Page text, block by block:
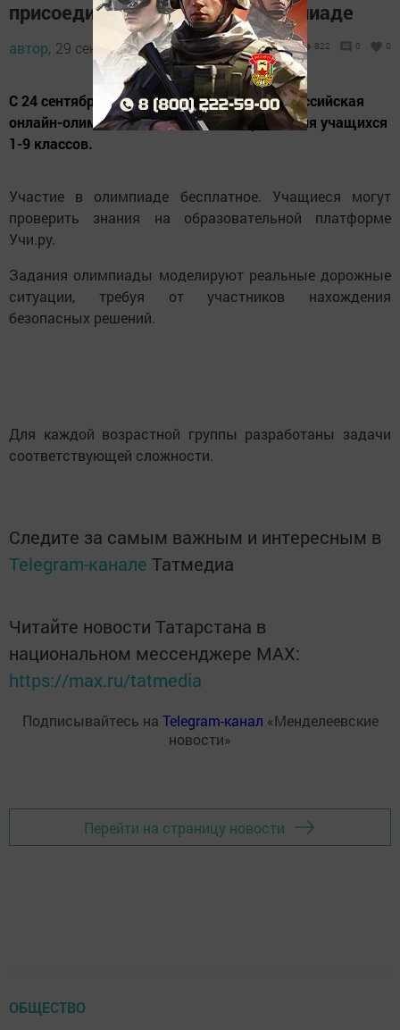
присоединиться к онлайн-олимпиаде
автор, 29 сентября 2024 - 13:56 822 0 0
С 24 сентября по 27 октября пройдет Всероссийская
онлайн-олимпиада «Безопасные дороги» для учащихся
1-9 классов.
Участие в олимпиаде бесплатное. Учащиеся могут
проверить знания на образовательной платформе
Учи.ру.
Задания олимпиады моделируют реальные дорожные
ситуации, требуя от участников нахождения
безопасных решений.
Для каждой возрастной группы разработаны задачи
соответствующей сложности.
Следите за самым важным и интересным в
Telegram-канале Татмедиа
Читайте новости Татарстана в
национальном мессенджере MАХ:
https://max.ru/tatmedia
Подписывайтесь на Telegram-канал «Менделеевские
новости»
Перейти на страницу новости
ОБЩЕСТВО